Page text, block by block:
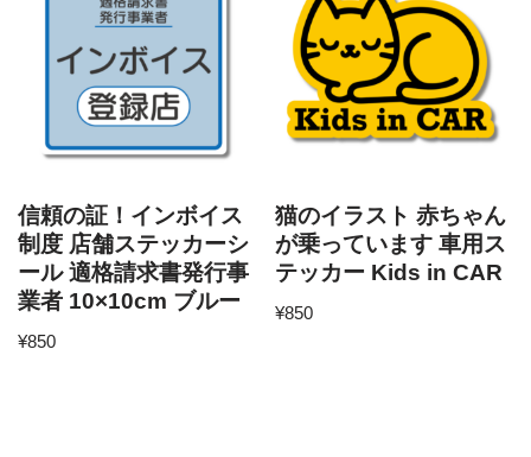
信頼の証！インボイス
制度 店舗ステッカーシ
ール 適格請求書発行事
業者 10×10cm ブルー
¥850
猫のイラスト 赤ちゃん
が乗っています 車用ス
テッカー Kids in CAR
¥850